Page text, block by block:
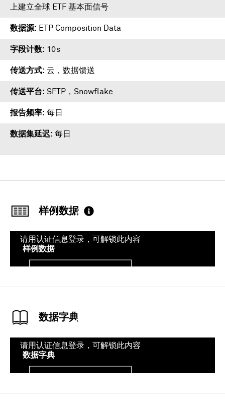
上建立全球 ETF 基本面信号
数据源 ETP Composition Data
字段计数 10s
传送方式 云，数据馈送
传送平台 SFTP ， Snowflake
报告频率 每日
数据集延迟 每日
样例数据
样例数据
请用认证信息登录，可解锁此内容
数据字典
数据字典
请用认证信息登录，可解锁此内容